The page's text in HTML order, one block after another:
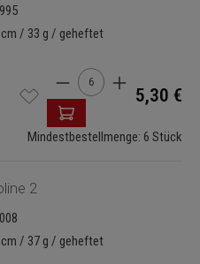
/ 33 g / geheftet
Produkt Anzahl: Gib
5,30 €
Mindestbestellmenge: 6 Stück
2
/ 37 g / geheftet